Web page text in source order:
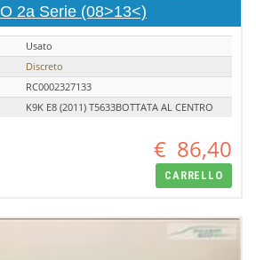
2a Serie (08>13<)
Usato
Discreto
RC0002327133
K9K E8 (2011) T5633BOTTATA AL CENTRO
€ 86,40
CARRELLO